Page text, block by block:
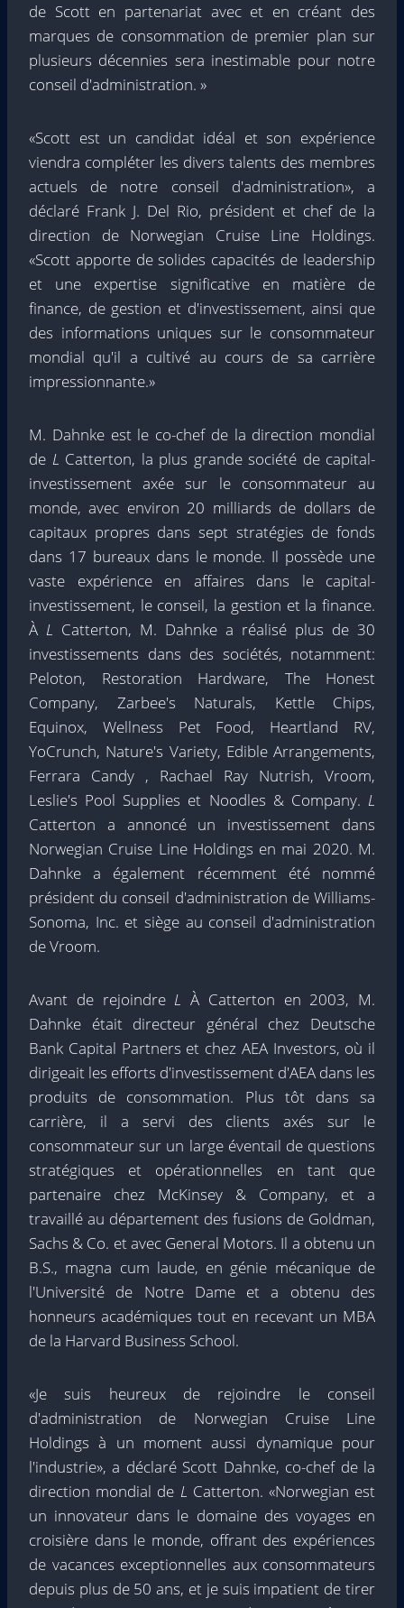
de Scott en partenariat avec et en créant des
marques de consommation de premier plan sur
plusieurs décennies sera inestimable pour notre
conseil d'administration. »
«Scott est un candidat idéal et son expérience
viendra compléter les divers talents des membres
actuels de notre conseil d'administration», a
déclaré Frank J. Del Rio, président et chef de la
direction de Norwegian Cruise Line Holdings.
«Scott apporte de solides capacités de leadership
et une expertise significative en matière de
finance, de gestion et d'investissement, ainsi que
des informations uniques sur le consommateur
mondial qu'il a cultivé au cours de sa carrière
impressionnante.»
M. Dahnke est le co-chef de la direction mondial
de L Catterton, la plus grande société de capital-
investissement axée sur le consommateur au
monde, avec environ 20 milliards de dollars de
capitaux propres dans sept stratégies de fonds
dans 17 bureaux dans le monde. Il possède une
vaste expérience en affaires dans le capital-
investissement, le conseil, la gestion et la finance.
À L Catterton, M. Dahnke a réalisé plus de 30
investissements dans des sociétés, notamment:
Peloton, Restoration Hardware, The Honest
Company, Zarbee's Naturals, Kettle Chips,
Equinox, Wellness Pet Food, Heartland RV,
YoCrunch, Nature's Variety, Edible Arrangements,
Ferrara Candy , Rachael Ray Nutrish, Vroom,
Leslie's Pool Supplies et Noodles & Company. L
Catterton a annoncé un investissement dans
Norwegian Cruise Line Holdings en mai 2020. M.
Dahnke a également récemment été nommé
président du conseil d'administration de Williams-
Sonoma, Inc. et siège au conseil d'administration
de Vroom.
Avant de rejoindreL À Catterton en 2003, M.
Dahnke était directeur général chez Deutsche
Bank Capital Partners et chez AEA Investors, où il
dirigeait les efforts d'investissement d'AEA dans les
produits de consommation. Plus tôt dans sa
carrière, il a servi des clients axés sur le
consommateur sur un large éventail de questions
stratégiques et opérationnelles en tant que
partenaire chez McKinsey & Company, et a
travaillé au département des fusions de Goldman,
Sachs & Co. et avec General Motors. Il a obtenu un
B.S., magna cum laude, en génie mécanique de
l'Université de Notre Dame et a obtenu des
honneurs académiques tout en recevant un MBA
de la Harvard Business School.
«Je suis heureux de rejoindre le conseil
d'administration de Norwegian Cruise Line
Holdings à un moment aussi dynamique pour
l'industrie», a déclaré Scott Dahnke, co-chef de la
direction mondial de L Catterton. «Norwegian est
un innovateur dans le domaine des voyages en
croisière dans le monde, offrant des expériences
de vacances exceptionnelles aux consommateurs
depuis plus de 50 ans, et je suis impatient de tirer